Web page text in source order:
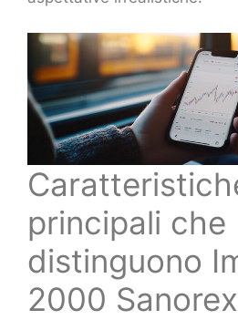
principali che
distinguono
2000